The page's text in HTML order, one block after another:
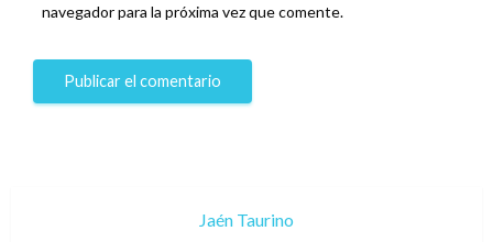
navegador para la próxima vez que comente.
Jaén Taurino